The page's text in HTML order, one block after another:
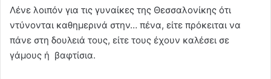
Λένε λοιπόν για τις γυναίκες της Θεσσαλονίκης ότι
ντύνονται καθημερινά στην… πένα, είτε πρόκειται να
πάνε στη δουλειά τους, είτε τους έχουν καλέσει σε
γάμους ή βαφτίσια.